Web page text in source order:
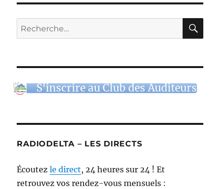
Recherche
pour :
S'inscrire au Club des Auditeurs
RADIODELTA – LES DIRECTS
Écoutezle direct, 24 heures sur 24 ! Et
retrouvez vos rendez-vous mensuels :